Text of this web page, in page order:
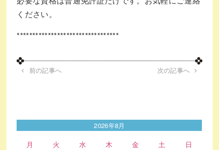
ください。
*********************************
前の記事へ 次の記事へ
2026年8月
月 火 水 木 金 土
日